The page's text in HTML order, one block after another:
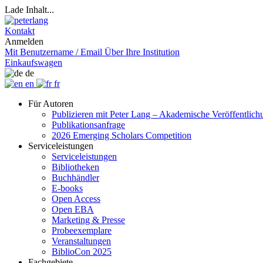
Lade Inhalt...
Kontakt
Anmelden
Mit Benutzername / Email Über Ihre Institution
Einkaufswagen
de
en
fr
Für Autoren
Publizieren mit Peter Lang – Akademische
Publikationsanfrage
2026 Emerging Scholars Competition
Serviceleistungen
Serviceleistungen
Bibliotheken
Buchhändler
E-books
Open Access
Open EBA
Marketing & Presse
Probeexemplare
Veranstaltungen
BiblioCon 2025